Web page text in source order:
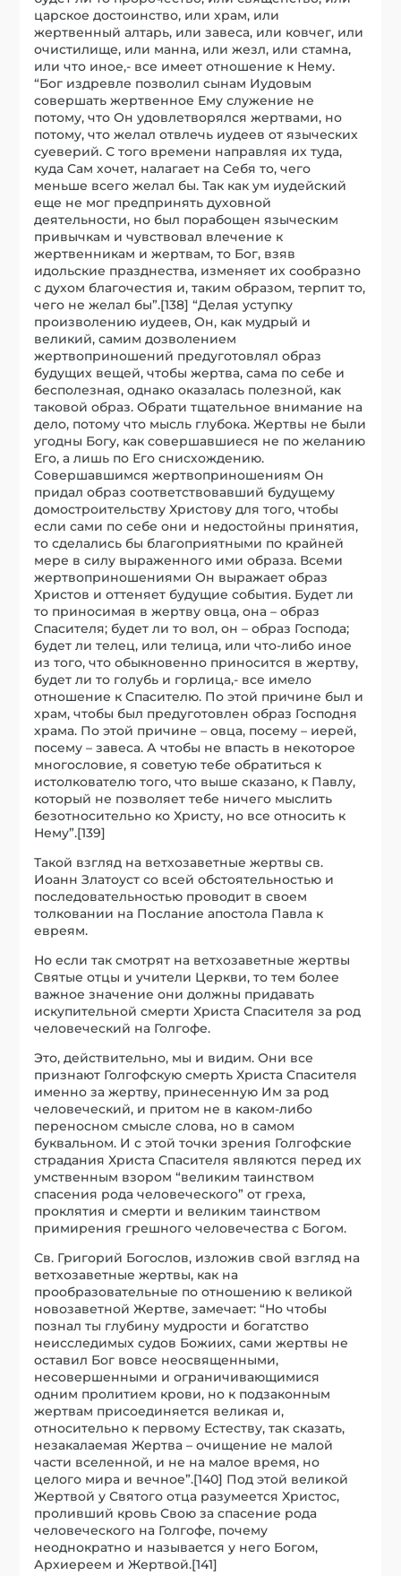
царское достоинство, или храм, или
жертвенный алтарь, или завеса, или ковчег, или
очистилище, или манна, или жезл, или стамна,
или что иное,- все имеет отношение к Нему.
“Бог издревле позволил сынам Иудовым
совершать жертвенное Ему служение не
потому, что Он удовлетворялся жертвами, но
потому, что желал отвлечь иудеев от языческих
суеверий. С того времени направляя их туда,
куда Сам хочет, налагает на Себя то, чего
меньше всего желал бы. Так как ум иудейский
еще не мог предпринять духовной
деятельности, но был порабощен языческим
привычкам и чувствовал влечение к
жертвенникам и жертвам, то Бог, взяв
идольские празднества, изменяет их сообразно
с духом благочестия и, таким образом, терпит то,
чего не желал бы”.[138] “Делая уступку
произволению иудеев, Он, как мудрый и
великий, самим дозволением
жертвоприношений предуготовлял образ
будущих вещей, чтобы жертва, сама по себе и
бесполезная, однако оказалась полезной, как
таковой образ. Обрати тщательное внимание на
дело, потому что мысль глубока. Жертвы не были
угодны Богу, как совершавшиеся не по желанию
Его, а лишь по Его снисхождению.
Совершавшимся жертвоприношениям Он
придал образ соответствовавший будущему
домостроительству Христову для того, чтобы
если сами по себе они и недостойны принятия,
то сделались бы благоприятными по крайней
мере в силу выраженного ими образа. Всеми
жертвоприношениями Он выражает образ
Христов и оттеняет будущие события. Будет ли
то приносимая в жертву овца, она – образ
Спасителя; будет ли то вол, он – образ Господа;
будет ли телец, или телица, или что-либо иное
из того, что обыкновенно приносится в жертву,
будет ли то голубь и горлица,- все имело
отношение к Спасителю. По этой причине был и
храм, чтобы был предуготовлен образ Господня
храма. По этой причине – овца, посему – иерей,
посему – завеса. А чтобы не впасть в некоторое
многословие, я советую тебе обратиться к
истолкователю того, что выше сказано, к Павлу,
который не позволяет тебе ничего мыслить
безотносительно ко Христу, но все относить к
Нему”.[139]
Такой взгляд на ветхозаветные жертвы св.
Иоанн Златоуст со всей обстоятельностью и
последовательностью проводит в своем
толковании на Послание апостола Павла к
евреям.
Но если так смотрят на ветхозаветные жертвы
Святые отцы и учители Церкви, то тем более
важное значение они должны придавать
искупительной смерти Христа Спасителя за род
человеческий на Голгофе.
Это, действительно, мы и видим. Они все
признают Голгофскую смерть Христа Спасителя
именно за жертву, принесенную Им за род
человеческий, и притом не в каком-либо
переносном смысле слова, но в самом
буквальном. И с этой точки зрения Голгофские
страдания Христа Спасителя являются перед их
умственным взором “великим таинством
спасения рода человеческого” от греха,
проклятия и смерти и великим таинством
примирения грешного человечества с Богом.
Св. Григорий Богослов, изложив свой взгляд на
ветхозаветные жертвы, как на
прообразовательные по отношению к великой
новозаветной Жертве, замечает: “Но чтобы
познал ты глубину мудрости и богатство
неисследимых судов Божиих, сами жертвы не
оставил Бог вовсе неосвященными,
несовершенными и ограничивающимися
одним пролитием крови, но к подзаконным
жертвам присоединяется великая и,
относительно к первому Естеству, так сказать,
незакалаемая Жертва – очищение не малой
части вселенной, и не на малое время, но
целого мира и вечное”.[140] Под этой великой
Жертвой у Святого отца разумеется Христос,
проливший кровь Свою за спасение рода
человеческого на Голгофе, почему
неоднократно и называется у него Богом,
Архиереем и Жертвой.[141]